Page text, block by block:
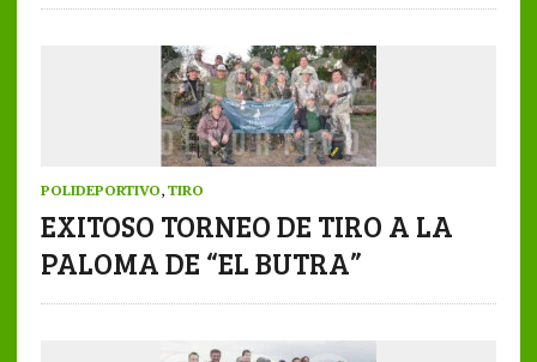
POLIDEPORTIVO, TIRO
EXITOSO TORNEO DE TIRO A LA
PALOMA DE “EL BUTRA”